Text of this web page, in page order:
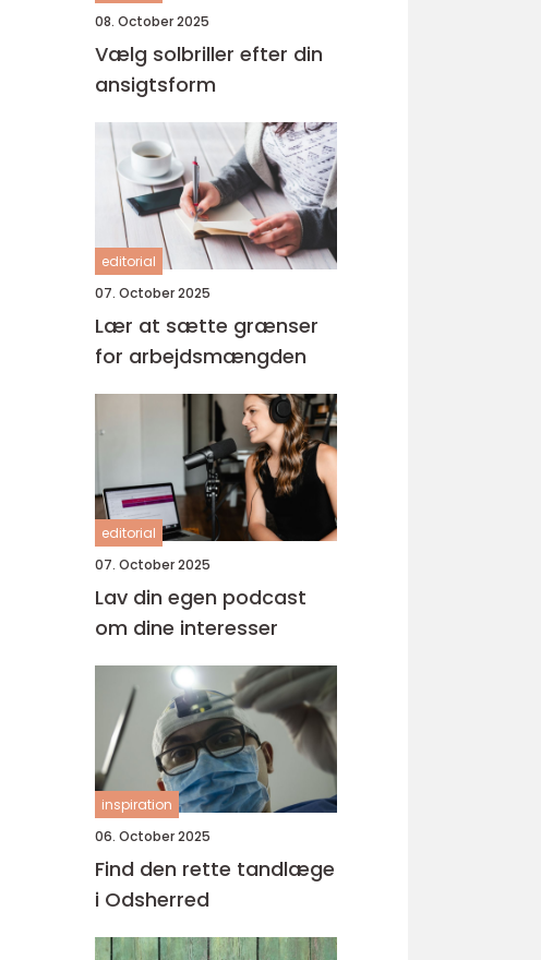
08. October 2025
Vælg solbriller efter din
ansigtsform
editorial
07. October 2025
Lær at sætte grænser
for arbejdsmængden
editorial
07. October 2025
Lav din egen podcast
om dine interesser
inspiration
06. October 2025
Find den rette tandlæge
i Odsherred